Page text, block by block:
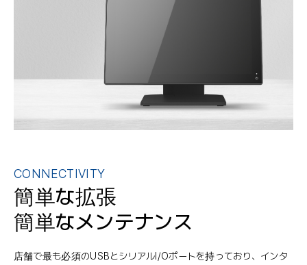
CONNECTIVITY
簡単な拡張
簡単なメンテナンス
店舗で最も必須のUSBとシリアルI/Oポートを持っており、インタ